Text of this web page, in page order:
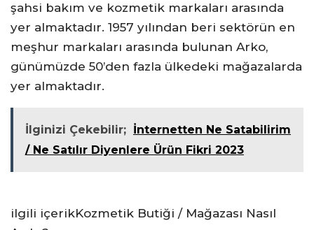
şahsi bakım ve kozmetik markaları arasında
yer almaktadır. 1957 yılından beri sektörün en
meşhur markaları arasında bulunan Arko,
günümüzde 50’den fazla ülkedeki mağazalarda
yer almaktadır.
İlginizi Çekebilir; İnternetten Ne Satabilirim
/ Ne Satılır Diyenlere Ürün Fikri 2023
ilgili içerikKozmetik Butiği / Mağazası Nasıl